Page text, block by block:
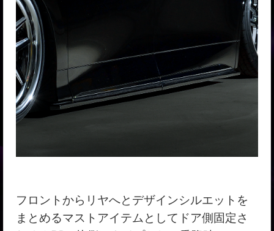
フロントからリヤへとデザインシルエットを
まとめるマストアイテムとしてドア側固定さ